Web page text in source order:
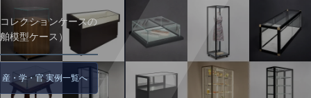
レクションケースの
模型ケース）
・学・官 実例一覧へ